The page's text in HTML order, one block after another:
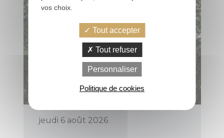
PRATIQUE
tourisme, infos,
horaires
jeudi 6 août 2026
vos choix.
Tout accepter
Tout refuser
Personnaliser
Politique de cookies